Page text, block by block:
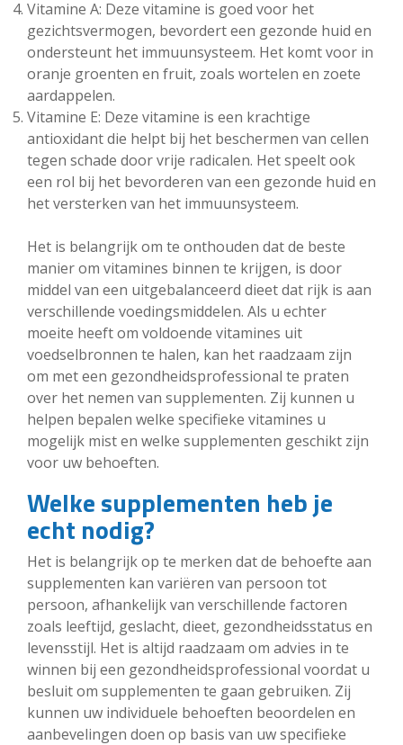
Vitamine A: Deze vitamine is goed voor het
gezichtsvermogen, bevordert een gezonde huid en
ondersteunt het immuunsysteem. Het komt voor in
oranje groenten en fruit, zoals wortelen en zoete
aardappelen.
Vitamine E: Deze vitamine is een krachtige
antioxidant die helpt bij het beschermen van cellen
tegen schade door vrije radicalen. Het speelt ook
een rol bij het bevorderen van een gezonde huid en
het versterken van het immuunsysteem.
Het is belangrijk om te onthouden dat de beste
manier om vitamines binnen te krijgen, is door
middel van een uitgebalanceerd dieet dat rijk is aan
verschillende voedingsmiddelen. Als u echter
moeite heeft om voldoende vitamines uit
voedselbronnen te halen, kan het raadzaam zijn
om met een gezondheidsprofessional te praten
over het nemen van supplementen. Zij kunnen u
helpen bepalen welke specifieke vitamines u
mogelijk mist en welke supplementen geschikt zijn
voor uw behoeften.
Welke supplementen heb je
echt nodig?
Het is belangrijk op te merken dat de behoefte aan
supplementen kan variëren van persoon tot
persoon, afhankelijk van verschillende factoren
zoals leeftijd, geslacht, dieet, gezondheidsstatus en
levensstijl. Het is altijd raadzaam om advies in te
winnen bij een gezondheidsprofessional voordat u
besluit om supplementen te gaan gebruiken. Zij
kunnen uw individuele behoeften beoordelen en
aanbevelingen doen op basis van uw specifieke